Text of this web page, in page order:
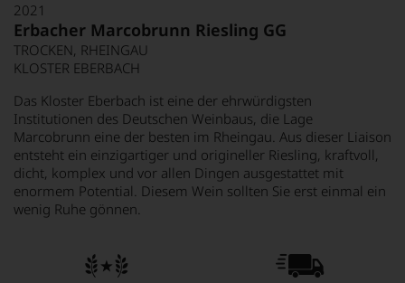
2021
Erbacher Marcobrunn Riesling GG
TROCKEN, RHEINGAU
KLOSTER EBERBACH
Das Kloster Eberbach ist eine der ehrwürdigsten
Institutionen des Deutschen Weinbaus, die Lage
Marcobrunn eine der besten im Rheingau. Aus dieser Liaison
entsteht ein einzigartiger und origineller Riesling, kraftvoll,
dicht, komplex und vor allen Dingen ausgestattet mit
enormem Potential. Diesem Wein sollten Sie erst einmal ein
wenig Ruhe gönnen.